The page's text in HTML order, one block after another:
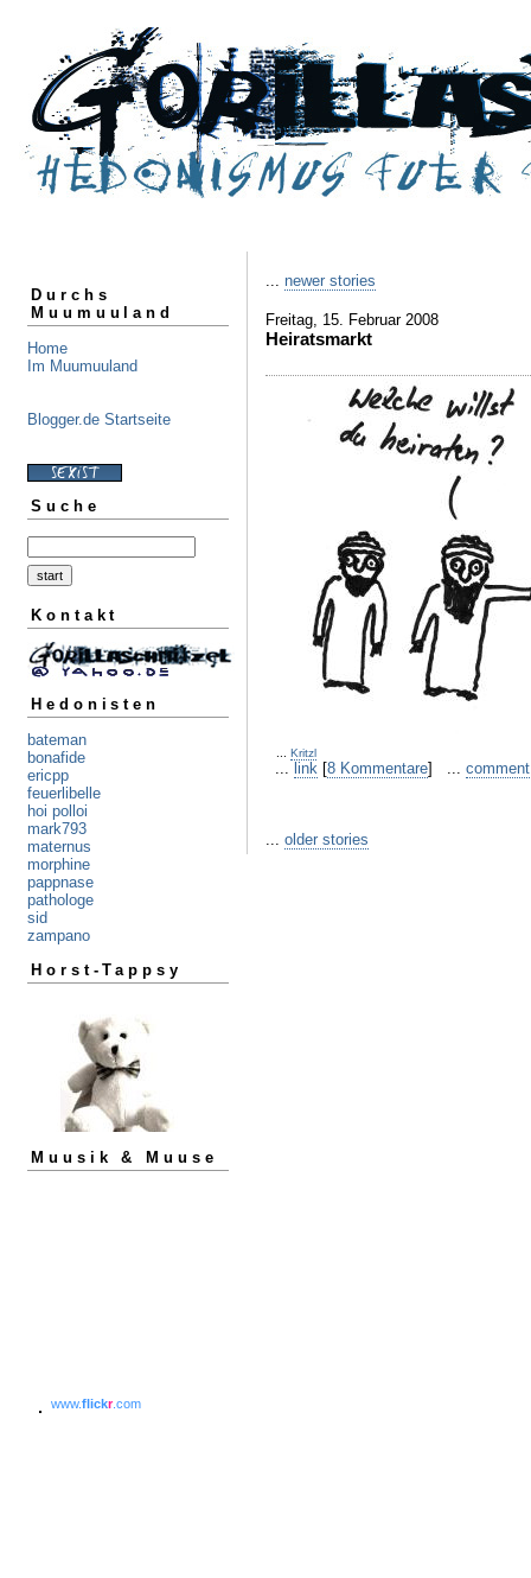
Durchs
Muumuuland
Home
Im Muumuuland
Blogger.de Startseite
Suche
Kontakt
Hedonisten
bateman
bonafide
ericpp
feuerlibelle
hoi polloi
mark793
maternus
morphine
pappnase
pathologe
sid
zampano
Horst-Tappsy
Muusik & Muuse
www.flickr.com
... newer stories
Freitag, 15. Februar 2008
Heiratsmarkt
Kritzl
... link [8 Kommentare] ... comment
... older stories